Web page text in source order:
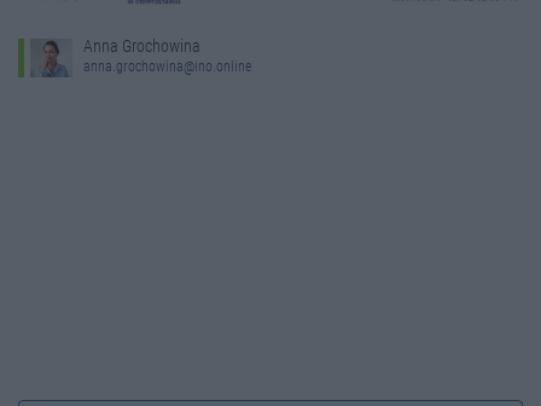
Anna Grochowina
anna.grochowina@ino.online